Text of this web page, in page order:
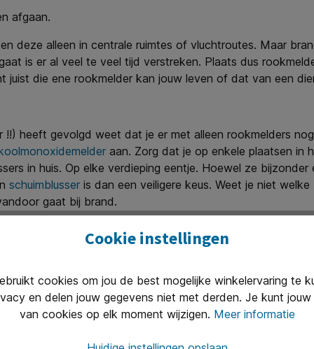
afgaan.
deze alleen in centrale ruimtes of vluchtroutes. Maar
is er al veel te veel tijd verstreken. Plaats dus
die ene rookmelder kan jouw leven of dat van een
heeft gevolgd weet dat je er met alleen rookmelders
aan. Zorg dat je op enkele plaatsen in
in huis. Op elke verdieping eentje. Hoewel ze
schuimblusser is dan een veiligere keus. Weet je niet
gaat bij brand.
Cookie instellingen
cookies om jou de best mogelijke winkelervaring te
en delen jouw gegevens niet met derden. Je kunt
van cookies op elk moment wijzigen. Meer informatie